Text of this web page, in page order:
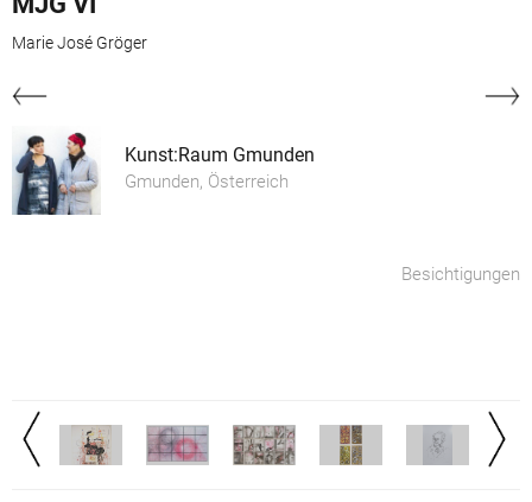
Marie José Gröger
Kunst:Raum Gmunden
Gmunden, Österreich
Besichtigungen